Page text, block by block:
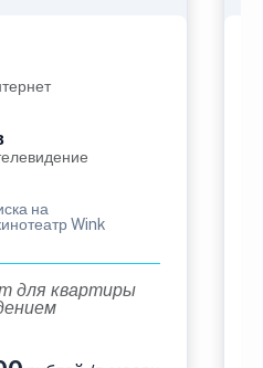
на
Wink
для квартиры